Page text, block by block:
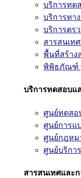
บริการทด
บริการทา
บริการตร
สารสนเท
พื้นที่สร้าง
พิพิธภัณฑ์
บริการทดสอบแ
ศูนย์ทดสอ
ศูนย์การแ
ศูนย์กฎหม
ศูนย์บริกา
สารสนเทศและ